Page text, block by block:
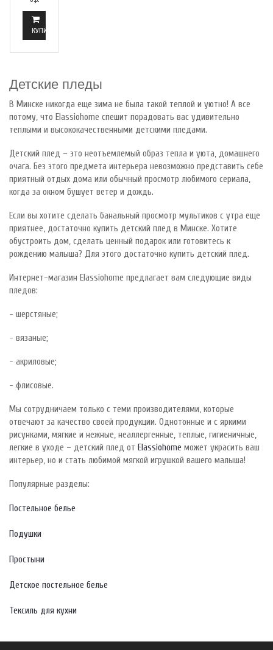
КУПИТЬ
Детские пледы
В Минске никогда еще зима не была такой теплой и уютно! А все
потому, что Elassiohome спешит порадовать вас удивительно
теплыми и высококачественными детскими пледами.
Детский плед – это неотъемлемый образ тепла и уюта, домашнего
очага. Без этого предмета интерьера невозможно представить себе
приятный отдых дома или обычный просмотр любимого сериала,
когда за окном бушует ветер и дождь.
Если вы хотите сделать банальный просмотр мультиков с утра еще
приятнее, достаточно купить детский плед в Минске. Хотите
обустроить дом, сделать ценный подарок или готовитесь к
рождению малыша? Для этого достаточно купить детский плед.
Интернет-магазин Elassiohome предлагает вам следующие виды
пледов:
- шерстяные;
- вязаные;
- акриловые;
- флисовые.
Мы сотрудничаем только с теми производителями, которые
отвечают за качество своей продукции. Однотонные и с яркими
рисунками, мягкие и нежные, неаллергенные, теплые, гигиеничные,
легкие в уходе – детский плед от Elassiohome может украсить ваш
интерьер, но и стать любимой мягкой игрушкой вашего малыша!
Популярные разделы:
Постельное белье
Подушки
Простыни
Детское постельное белье
Тексиль для кухни